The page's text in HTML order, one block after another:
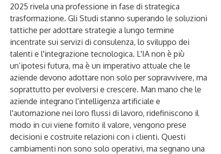
2025 rivela una professione in fase di strategica
trasformazione. Gli Studi stanno superando le soluzioni
tattiche per adottare strategie a lungo termine
incentrate sui servizi di consulenza, lo sviluppo dei
talenti e l'integrazione tecnologica. L'IA non è più
un’ipotesi futura, ma è un imperativo attuale che le
aziende devono adottare non solo per sopravvivere, ma
soprattutto per evolversi e crescere. Man mano che le
aziende integrano l'intelligenza artificiale e
l'automazione nei loro flussi di lavoro, ridefiniscono il
modo in cui viene fornito il valore, vengono prese
decisioni e costruite relazioni con i clienti. Questi
cambiamenti non sono solo operativi, ma segnano una